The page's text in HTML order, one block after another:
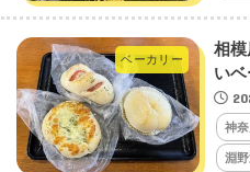
ベーカリー
相
いベ
神
淵